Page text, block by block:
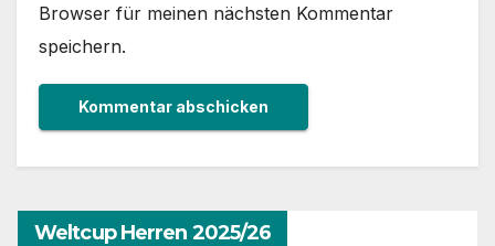
Browser für meinen nächsten Kommentar
speichern.
Weltcup Herren 2025/26